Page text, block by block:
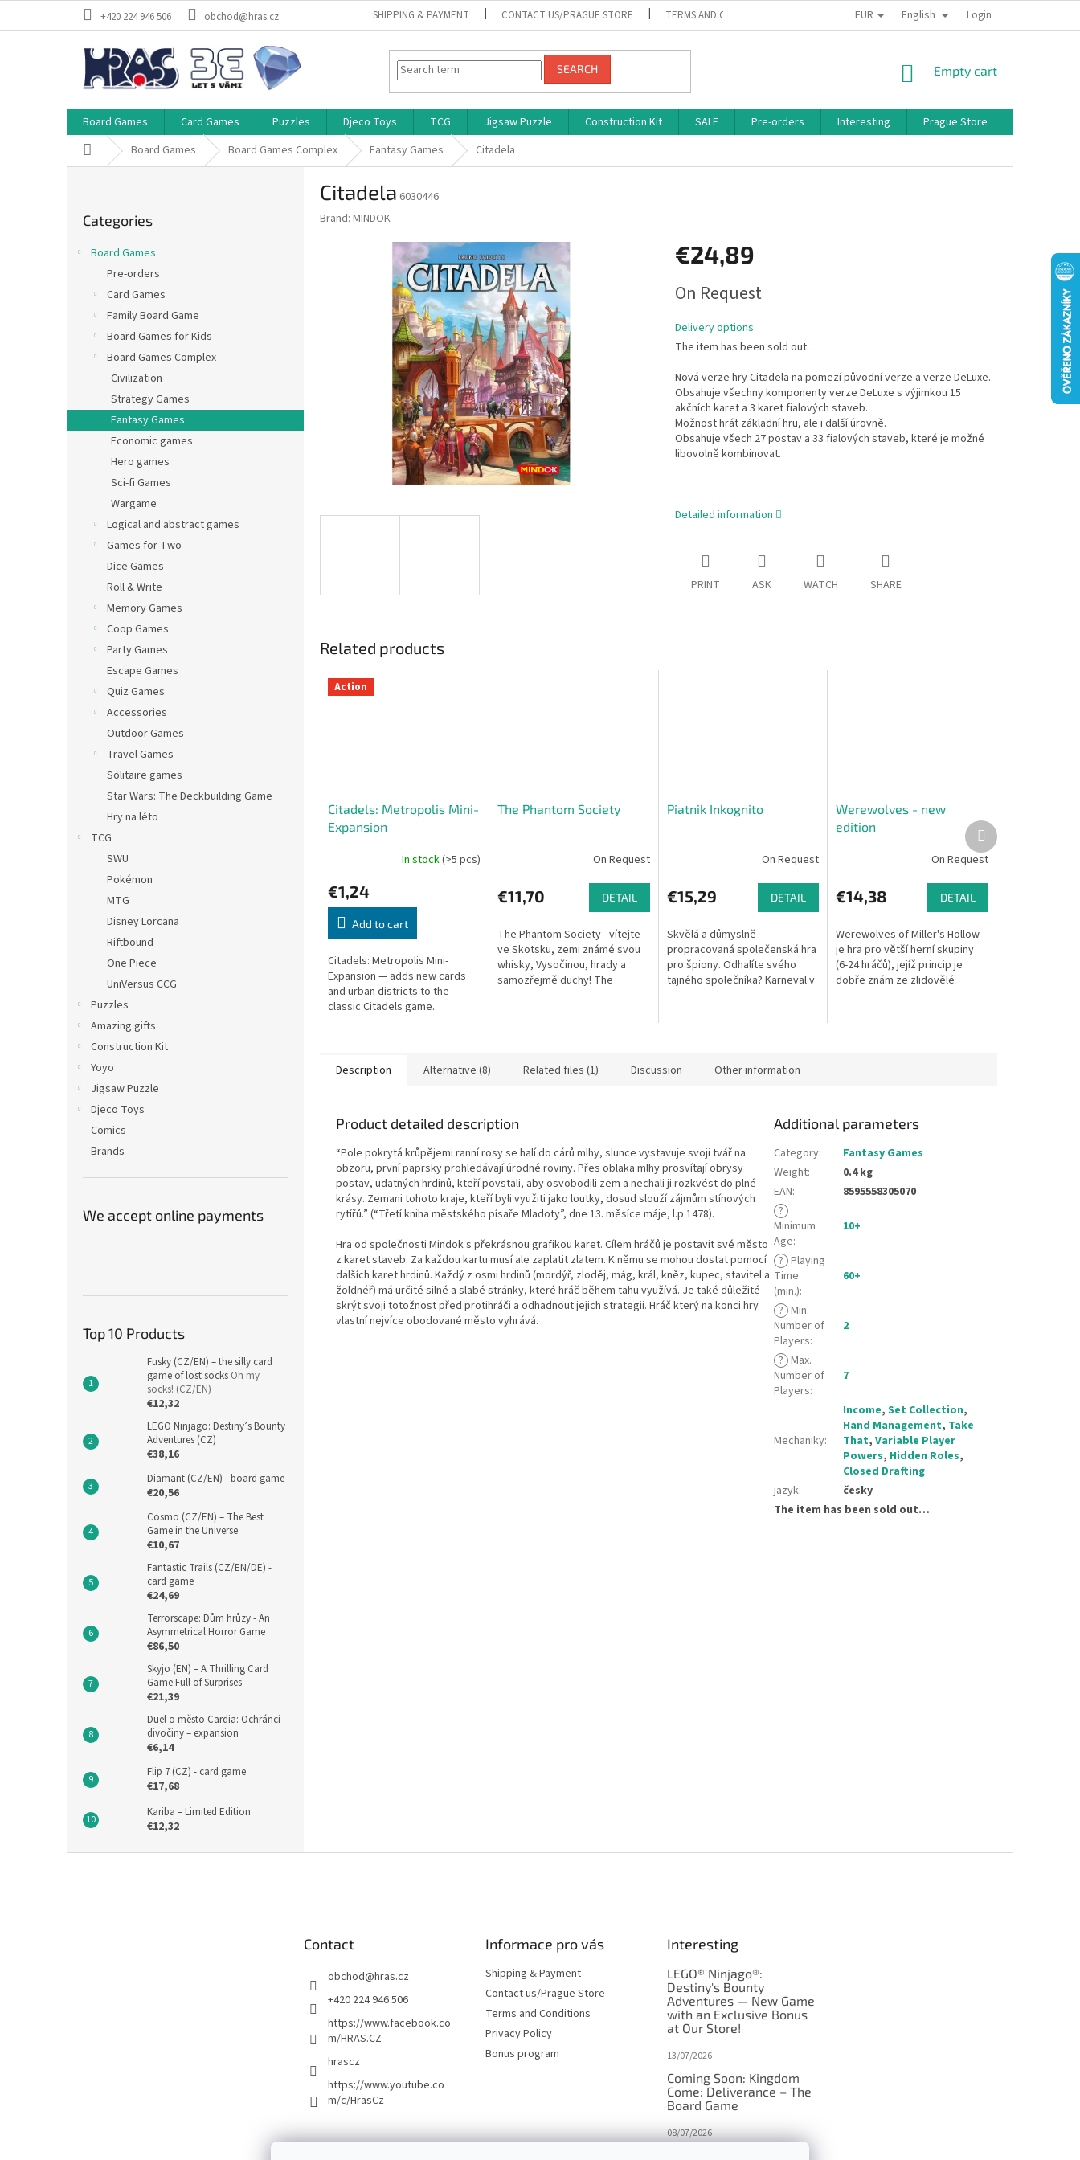
+420 224 946 506 obchod@hras.cz SHIPPING & PAYMENT CONTACT US/PRAGUE STORE TERMS AND CONDITIONS PRIVACY POLICY BONUS PROGRAM
EUR English Login
SEARCH
SHOPPING
Empty cart
Board Games Card Games Puzzles Djeco Toys TCG Jigsaw Puzzle Construction Kit SALE Pre-orders Interesting Prague Store
Home Board Games Board Games Complex Fantasy Games Citadela
categories
Categories
Board Games
Pre-orders
Card Games
Family Board Game
Board Games for Kids
Board Games Complex
Civilization
Strategy Games
Fantasy Games
Economic games
Hero games
Sci-fi Games
Wargame
Logical and abstract games
Games for Two
Dice Games
Roll & Write
Memory Games
Coop Games
Party Games
Escape Games
Quiz Games
Accessories
Outdoor Games
Travel Games
Solitaire games
Star Wars: The Deckbuilding Game
Hry na léto
TCG
SWU
Pokémon
MTG
Disney Lorcana
Riftbound
One Piece
UniVersus CCG
Puzzles
Amazing gifts
Construction Kit
Yoyo
Jigsaw Puzzle
Djeco Toys
Comics
Brands
We accept online payments
Top 10 Products
Fusky (CZ/EN) – the silly card
game of lost socks Oh my
socks! (CZ/EN)
€12,32
LEGO Ninjago: Destiny’s Bounty
Adventures (CZ)
€38,16
Diamant (CZ/EN) - board game
€20,56
Cosmo (CZ/EN) – The Best
Game in the Universe
€10,67
Fantastic Trails (CZ/EN/DE) -
card game
€24,69
Terrorscape: Dům hrůzy - An
Asymmetrical Horror Game
€86,50
Skyjo (EN) – A Thrilling Card
Game Full of Surprises
€21,39
Duel o město Cardia: Ochránci
divočiny – expansion
€6,14
Flip 7 (CZ) - card game
€17,68
Kariba – Limited Edition
€12,32
Citadela 6030446
Brand: MINDOK
€24,89
price:
On Request
Delivery options
The item has been sold out…
Nová verze hry Citadela na pomezí původní verze a verze DeLuxe.
Obsahuje všechny komponenty verze DeLuxe s výjimkou 15
akčních karet a 3 karet fialových staveb.
Možnost hrát základní hru, ale i další úrovně.
Obsahuje všech 27 postav a 33 fialových staveb, které je možné
libovolně kombinovat.
Detailed information
PRINT ASK WATCH SHARE
Related products
Action
Citadels: Metropolis Mini-
Expansion
In stock(>5 pcs)
€1,24
Add to cart
Citadels: Metropolis Mini-
Expansion — adds new cards
and urban districts to the
classic Citadels game.
The Phantom Society
On Request
€11,70 DETAIL
The Phantom Society - vítejte
ve Skotsku, zemi známé svou
whisky, Vysočinou, hrady a
samozřejmě duchy! The
Piatnik Inkognito
On Request
€15,29 DETAIL
Skvělá a důmyslně
propracovaná společenská hra
pro špiony. Odhalíte svého
tajného společníka? Karneval v
Werewolves - new
edition
On Request
€14,38 DETAIL
Werewolves of Miller's Hollow
je hra pro větší herní skupiny
(6-24 hráčů), jejíž princip je
dobře znám ze zlidovělé
Next
product
Description Alternative (8) Related files (1) Discussion Other information
Product detailed description
“Pole pokrytá krůpějemi ranní rosy se halí do cárů mlhy, slunce vystavuje svoji tvář na
obzoru, první paprsky prohledávají úrodné roviny. Přes oblaka mlhy prosvítají obrysy
postav, udatných hrdinů, kteří povstali, aby osvobodili zem a nechali ji rozkvést do plné
krásy. Zemani tohoto kraje, kteří byli využiti jako loutky, dosud slouží zájmům stínových
rytířů.” (“Třetí kniha městského písaře Mladoty”, dne 13. měsíce máje, l.p.1478).
Hra od společnosti Mindok s překrásnou grafikou karet. Cílem hráčů je postavit své město
z karet staveb. Za každou kartu musí ale zaplatit zlatem. K němu se mohou dostat pomocí
dalších karet hrdinů. Každý z osmi hrdinů (mordýř, zloděj, mág, král, kněz, kupec, stavitel a
žoldnéř) má určité silné a slabé stránky, které hráč během tahu využívá. Je také důležité
skrýt svoji totožnost před protihráči a odhadnout jejich strategii. Hráč který na konci hry
vlastní nejvíce obodované město vyhrává.
Additional parameters
Category:
Fantasy Games
Weight:
0.4 kg
EAN:
8595558305070
?
Minimum
Age:
10+
? Playing
Time
(min.):
60+
? Min.
Number of
Players:
2
? Max.
Number of
Players:
7
Mechaniky:
Income,Set Collection,
Hand Management, Take
That,Variable Player
Powers, Hidden Roles,
Closed Drafting
jazyk:
česky
The item has been sold out…
Contact
obchod@hras.cz
+420 224 946 506
https://www.facebook.co
m/HRAS.CZ
hrascz
https://www.youtube.co
m/c/HrasCz
Informace pro vás
Shipping & Payment
Contact us/Prague Store
Terms and Conditions
Privacy Policy
Bonus program
Interesting
LEGO® Ninjago®:
Destiny's Bounty
Adventures — New Game
with an Exclusive Bonus
at Our Store!
13/07/2026
Coming Soon: Kingdom
Come: Deliverance – The
Board Game
08/07/2026